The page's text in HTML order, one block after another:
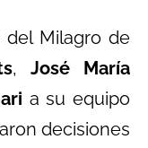
del Milagro de
, José María
a su equipo
decisiones